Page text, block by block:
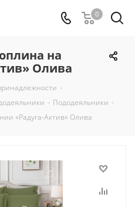
0
на
Олива
-
- Пододеяльники -
«Радуга-Актив» Олива